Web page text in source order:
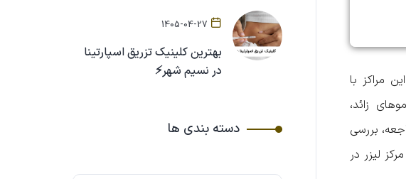
مراکز با
زائد،
بررسی
لیزر در
1405-04-27
بهترین کلینیک تزریق اسپارتینا
در نسیم شهر⚡
دسته بندی ها